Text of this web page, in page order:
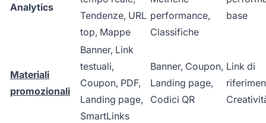
Analytics
Tendenze, URL
top, Mappe
performance,
Classifiche
base
Materiali
promozionali
Banner, Link
testuali,
Coupon, PDF,
Landing page,
SmartLinks
Banner, Coupon,
Landing page,
Codici QR
Link di